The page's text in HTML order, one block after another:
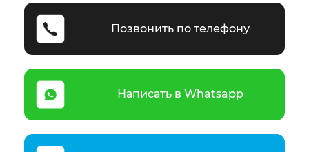
Позвонить по телефону
Написать в Whatsapp